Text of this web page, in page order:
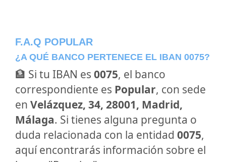
F.A.Q POPULAR
¿A QUÉ BANCO PERTENECE EL IBAN 0075?
🏦 Si tu IBAN es 0075, el banco
correspondiente es Popular, con sede
en Velázquez, 34, 28001, Madrid,
Málaga. Si tienes alguna pregunta o
duda relacionada con la entidad 0075,
aquí encontrarás información sobre el